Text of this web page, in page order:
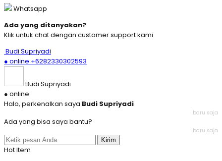
Whatsapp
Ada yang ditanyakan?
Klik untuk chat dengan customer support kami
Budi Supriyadi
● online +6282330302593
Budi Supriyadi
● online
Halo, perkenalkan saya Budi Supriyadi
baru saja
Ada yang bisa saya bantu?
baru saja
Kirim
Hot Item